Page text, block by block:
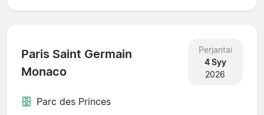
Paris Saint Germain
Monaco
Perjantai
4 Syy
2026
Parc des Princes